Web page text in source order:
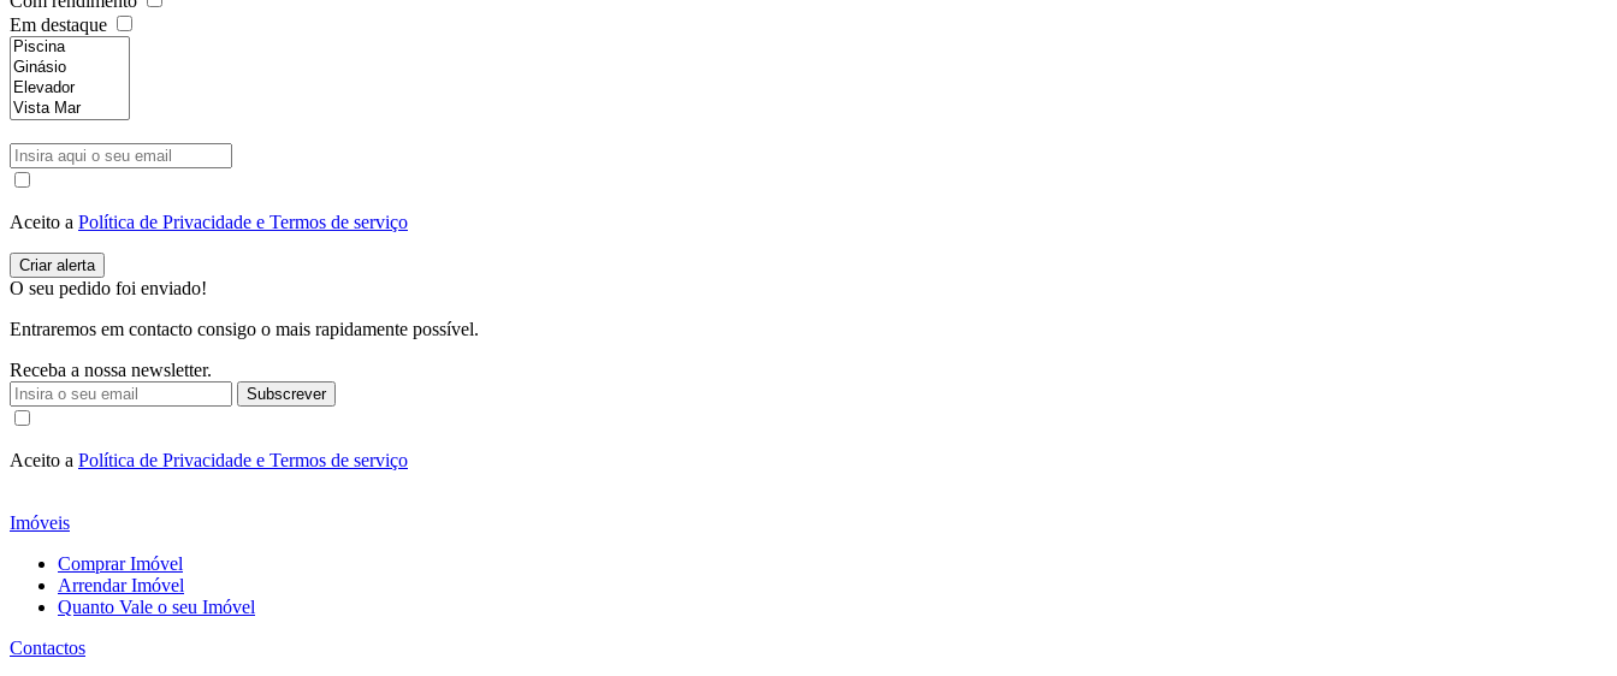
Em destaque
Aceito a Política de Privacidade e Termos de serviço
O seu pedido foi enviado!
Entraremos em contacto consigo o mais rapidamente possível.
Receba a nossa newsletter.
Subscrever
Aceito a Política de Privacidade e Termos de serviço
Imóveis
Comprar Imóvel
Arrendar Imóvel
Quanto Vale o seu Imóvel
Contactos